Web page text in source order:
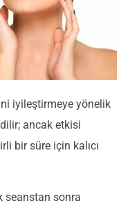
iyileştirmeye yönelik
ancak etkisi
bir süre için kalıcı
seanstan sonra